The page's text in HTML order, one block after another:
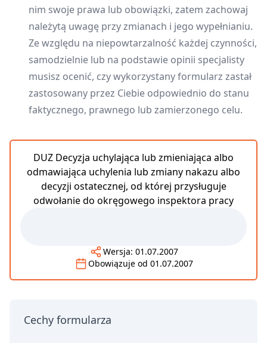
nim swoje prawa lub obowiązki, zatem zachowaj
należytą uwagę przy zmianach i jego wypełnianiu.
Ze względu na niepowtarzalność każdej czynności,
samodzielnie lub na podstawie opinii specjalisty
musisz ocenić, czy wykorzystany formularz zastał
zastosowany przez Ciebie odpowiednio do stanu
faktycznego, prawnego lub zamierzonego celu.
DUZ Decyzja uchylająca lub zmieniająca albo
odmawiająca uchylenia lub zmiany nakazu albo
decyzji ostatecznej, od której przysługuje
odwołanie do okręgowego inspektora pracy
Wersja: 01.07.2007
Obowiązuje od 01.07.2007
Cechy formularza